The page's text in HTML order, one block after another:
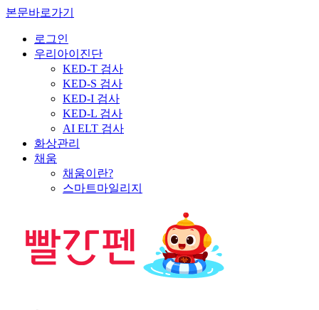
본문바로가기
로그인
우리아이진단
KED-T 검사
KED-S 검사
KED-I 검사
KED-L 검사
AI ELT 검사
화상관리
채움
채움이란?
스마트마일리지